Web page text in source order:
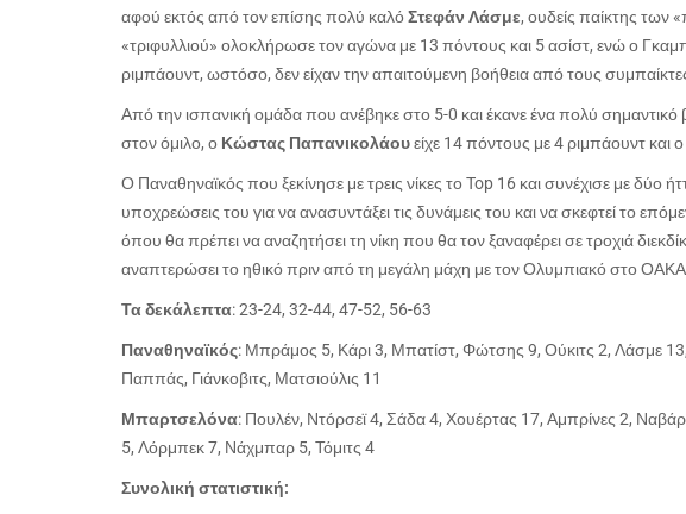
αφού εκτός από τον επίσης πολύ καλόΣτεφάν Λάσμε, ουδείς παίκτης των
«τριφυλλιού» ολοκλήρωσε τον αγώνα με 13 πόντους και 5 ασίστ, ενώ ο
ριμπάουντ, ωστόσο, δεν είχαν την απαιτούμενη βοήθεια από τους
Από την ισπανική ομάδα που ανέβηκε στο 5-0 και έκανε ένα πολύ
στον όμιλο, ο Κώστας Παπανικολάουείχε 14 πόντους με 4 ριμπάουντ και ο
Ο Παναθηναϊκός που ξεκίνησε με τρεις νίκες τοTop 16 και συνέχισε με δύο
υποχρεώσεις του για να ανασυντάξει τις δυνάμεις του και να σκεφτεί το
όπου θα πρέπει να αναζητήσει τη νίκη που θα τον ξαναφέρει σε τροχιά
αναπτερώσει το ηθικό πριν από τη μεγάλη μάχη με τον Ολυμπιακό στο
Τα δεκάλεπτα: 23-24, 32-44, 47-52, 56-63
Παναθηναϊκός: Μπράμος 5, Κάρι 3, Μπατίστ, Φώτσης 9, Ούκιτς 2, Λάσμε
Παππάς, Γιάνκοβιτς, Ματσιούλις 11
Μπαρτσελόνα: Πουλέν, Ντόρσεϊ 4, Σάδα 4, Χουέρτας 17, Αμπρίνες 2,
5, Λόρμπεκ 7, Νάχμπαρ 5, Τόμιτς 4
Συνολική στατιστική: